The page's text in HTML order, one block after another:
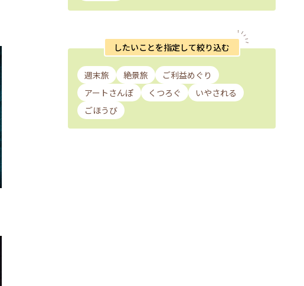
したいことを指定して絞り込む
週末旅 絶景旅
ご利益めぐり
アートさんぽ
くつろぐ
いやされる
ごほうび